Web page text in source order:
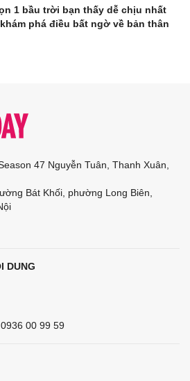
1 bầu trời bạn thấy dễ chịu nhất
phá điều bất ngờ về bản thân
47 Nguyễn Tuân, Thanh Xuân,
Bát Khối, phường Long Biên,
DUNG
00 99 59